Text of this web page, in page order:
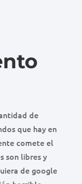
de
que hay en
comete el
son libres y
de google